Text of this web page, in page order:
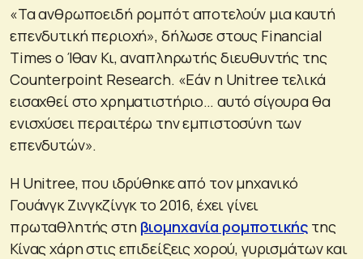
«Τα ανθρωποειδή ρομπότ αποτελούν μια καυτή
επενδυτική περιοχή», δήλωσε στους Financial
Times ο Ίθαν Κι, αναπληρωτής διευθυντής της
Counterpoint Research. «Εάν η Unitree τελικά
εισαχθεί στο χρηματιστήριο… αυτό σίγουρα θα
ενισχύσει περαιτέρω την εμπιστοσύνη των
επενδυτών».
Η Unitree, που ιδρύθηκε από τον μηχανικό
Γουάνγκ Ζινγκζίνγκ το 2016, έχει γίνει
πρωταθλητής στη βιομηχανία ρομποτικής της
Κίνας χάρη στις επιδείξεις χορού, γυρισμάτων και